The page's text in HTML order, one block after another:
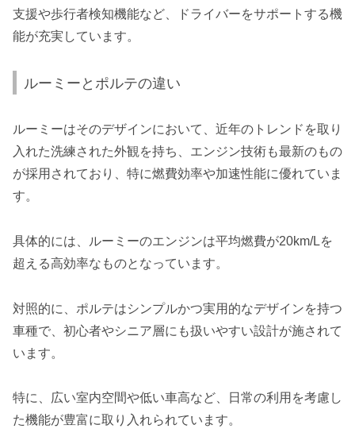
支援や歩行者検知機能など、ドライバーをサポートする機
能が充実しています。
ルーミーとポルテの違い
ルーミーはそのデザインにおいて、近年のトレンドを取り
入れた洗練された外観を持ち、エンジン技術も最新のもの
が採用されており、特に燃費効率や加速性能に優れていま
す。
具体的には、ルーミーのエンジンは平均燃費が20km/Lを
超える高効率なものとなっています。
対照的に、ポルテはシンプルかつ実用的なデザインを持つ
車種で、初心者やシニア層にも扱いやすい設計が施されて
います。
特に、広い室内空間や低い車高など、日常の利用を考慮し
た機能が豊富に取り入れられています。